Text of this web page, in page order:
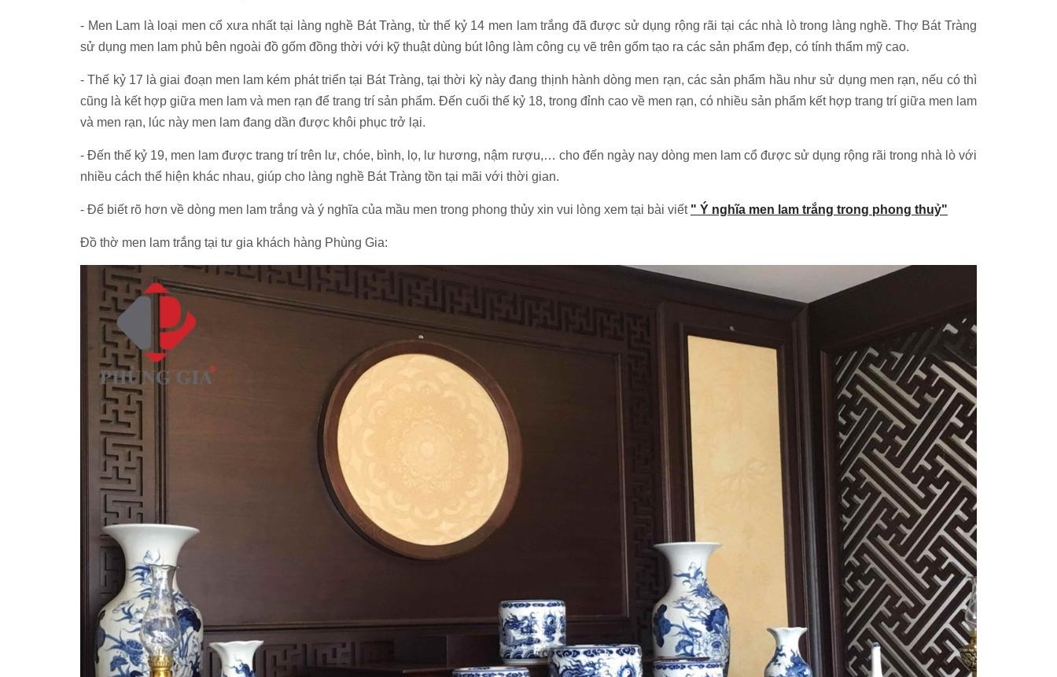
- Men Lam là loại men cổ xưa nhất tại làng nghề Bát Tràng, từ thế kỷ 14 men lam trắng đã được sử dụng rộng rãi tại các nhà lò trong làng nghề. Thợ Bát Tràng
sử dụng men lam phủ bên ngoài đồ gốm đồng thời với kỹ thuật dùng bút lông làm công cụ vẽ trên gốm tạo ra các sản phẩm đẹp, có tính thẩm mỹ cao.
- Thế kỷ 17 là giai đoạn men lam kém phát triển tại Bát Tràng, tại thời kỳ này đang thịnh hành dòng men rạn, các sản phẩm hầu như sử dụng men rạn, nếu có thì
cũng là kết hợp giữa men lam và men rạn để trang trí sản phẩm. Đến cuối thế kỷ 18, trong đỉnh cao về men rạn, có nhiều sản phẩm kết hợp trang trí giữa men lam
và men rạn, lúc này men lam đang dần được khôi phục trở lại.
- Đến thế kỷ 19, men lam được trang trí trên lư, chóe, bình, lọ, lư hương, nậm rượu,… cho đến ngày nay dòng men lam cổ được sử dụng rộng rãi trong nhà lò với
nhiều cách thể hiện khác nhau, giúp cho làng nghề Bát Tràng tồn tại mãi với thời gian.
- Để biết rõ hơn về dòng men lam trắng và ý nghĩa của mầu men trong phong thủy xin vui lòng xem tại bài viết " Ý nghĩa men lam trắng trong phong thuỷ"
Đồ thờ men lam trắng tại tư gia khách hàng Phùng Gia: